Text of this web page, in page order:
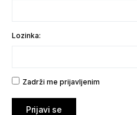
Lozinka:
Zadrži me prijavljenim
Prijavi se